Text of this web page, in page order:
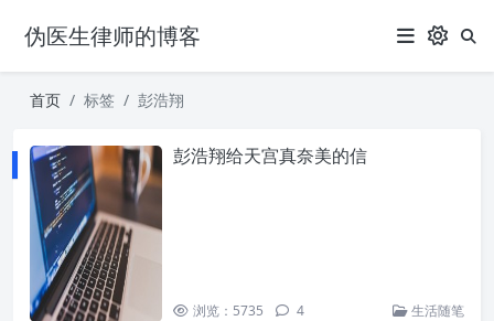
伪医生律师的博客
首页 标签 彭浩翔
彭浩翔给天宫真奈美的信
浏览：5735 4 生活随笔